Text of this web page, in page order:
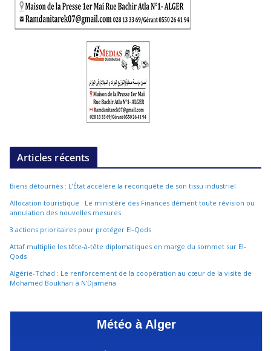
Articles récents
Biens détournés : L’État accélère la reconquête de son tissu industriel
Allocation touristique : Le ministère des Finances dément toute révision ou
annulation des nouvelles mesures
3 actions prioritaires pour protéger El-Qods
Attaf multiplie les tête-à-tête diplomatiques en marge du sommet sur El-
Qods
Algérie-Tchad : Le renforcement de la coopération au cœur de la visite de
Mohamed Boukhari à N’Djamena
Météo à Alger